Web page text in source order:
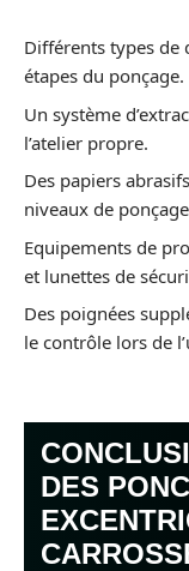
Différents types de
étapes du ponçage.
Un système
l’atelier propre.
Des papiers
niveaux de
Equipements de
et lunettes de
Des poignées
le contrôle lors de
DES